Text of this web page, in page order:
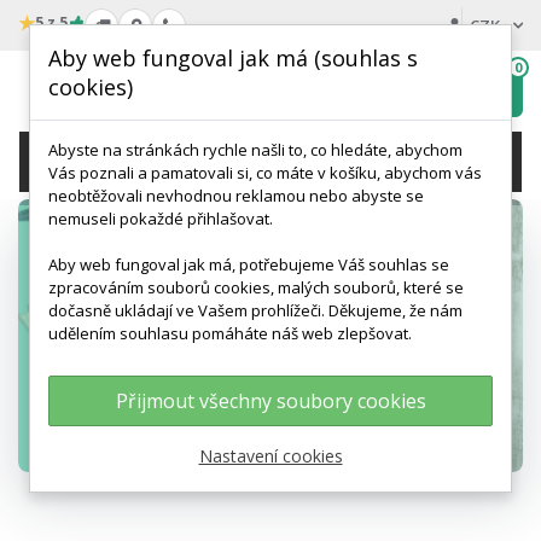
★5 z 5 CZK
wishlist
0
KATEGORIE
Aby web fungoval jak má (souhlas s
cookies)
Abyste na stránkách rychle našli to, co hledáte, abychom
Vás poznali a pamatovali si, co máte v košíku, abychom vás
neobtěžovali nevhodnou reklamou nebo abyste se
nemuseli pokaždé přihlašovat.
Aby web fungoval jak má, potřebujeme Váš souhlas se
zpracováním souborů cookies, malých souborů, které se
dočasně ukládají ve Vašem prohlížeči. Děkujeme, že nám
udělením souhlasu pomáháte náš web zlepšovat.
Přijmout všechny soubory cookies
Nastavení cookies